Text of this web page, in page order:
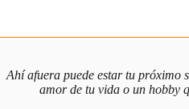
Ahí afuera puede estar tu próximo
amor de tu vida o un hobby